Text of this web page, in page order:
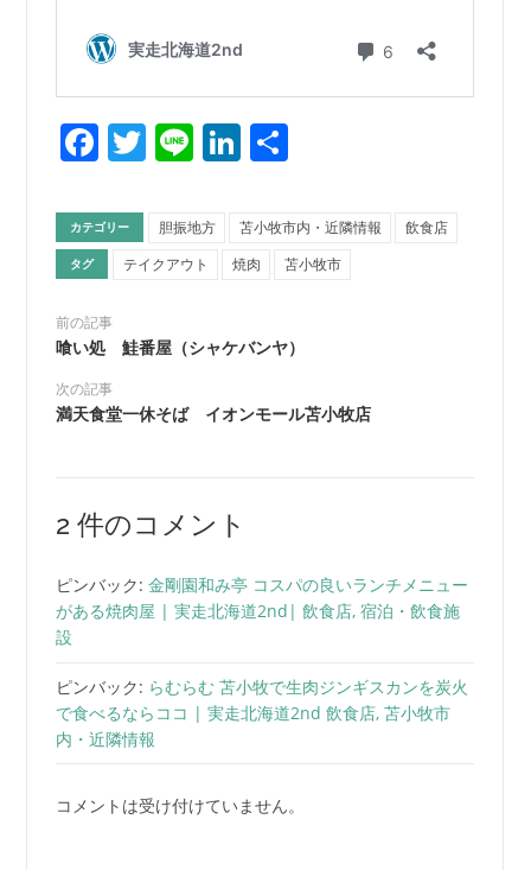
Facebook
Twitter
LineLinkedIn
共
カテゴリー 胆振地方 苫小牧市内・近隣情報 飲食店
タグ テイクアウト 焼肉 苫小牧市
前の記事
喰い処 鮭番屋（シャケバンヤ）
次の記事
満天食堂一休そば イオンモール苫小牧店
2 件のコメント
ピンバック: 金剛園和み亭 コスパの良いランチメニュー
がある焼肉屋 | 実走北海道2nd| 飲食店, 宿泊・飲食施
設
ピンバック: らむらむ 苫小牧で生肉ジンギスカンを炭火
で食べるならココ | 実走北海道2nd 飲食店, 苫小牧市
内・近隣情報
コメントは受け付けていません。